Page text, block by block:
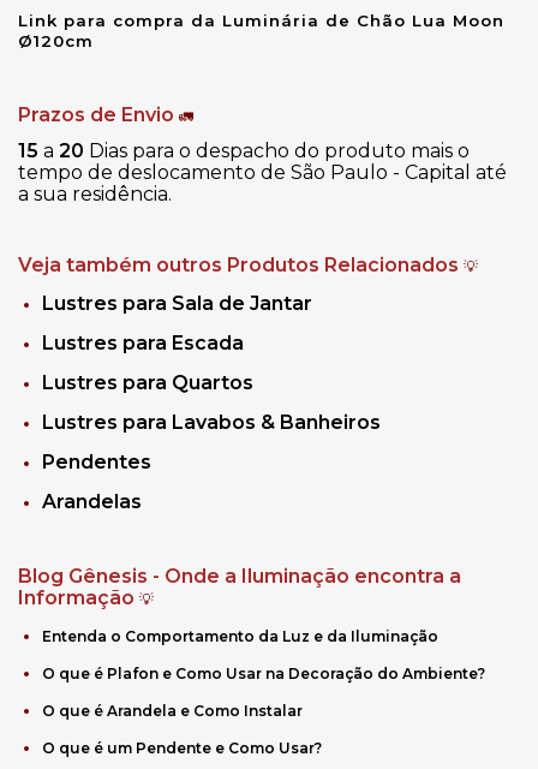
Link para compra da Luminária de Chão Lua Moon
Ø120cm
Prazos de Envio 🚛
15 a 20 Dias para o despacho do produto mais o
tempo de deslocamento de São Paulo - Capital até
a sua residência.
Veja também outros Produtos Relacionados 💡
Lustres para Sala de Jantar
Lustres para Escada
Lustres para Quartos
Lustres para Lavabos & Banheiros
Pendentes
Arandelas
Blog Gênesis - Onde a Iluminação encontra a
Informação 💡
Entenda o Comportamento da Luz e da Iluminação
O que é Plafon e Como Usar na Decoração do Ambiente?
O que é Arandela e Como Instalar
O que é um Pendente e Como Usar?